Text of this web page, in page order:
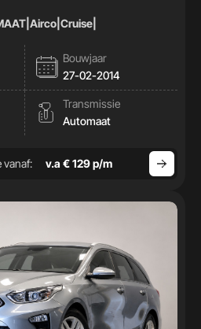
Bouwjaar
27-02-2014
Transmissie
Automaat
vanaf: v.a € 129 p/m